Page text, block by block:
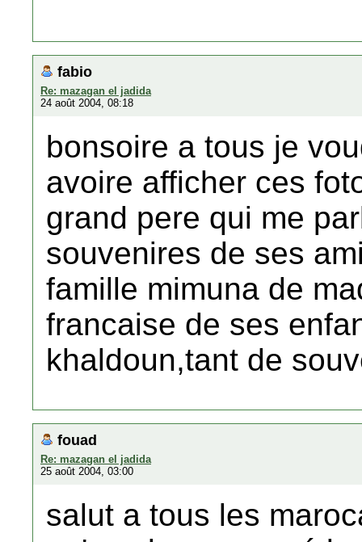
fabio
Re: mazagan el jadida
24 août 2004, 08:18
bonsoire a tous je
avoire afficher ces
grand pere qui me
souvenires de ses
famille mimuna de
francaise de ses
khaldoun,tant de
fouad
Re: mazagan el jadida
25 août 2004, 03:00
salut a tous les